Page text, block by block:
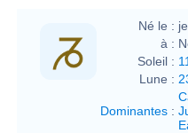
Né le :
à :
Soleil :
Lune :
Dominantes :